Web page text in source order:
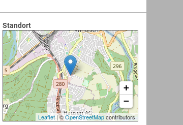
Standort
+
−
Leaflet| ©OpenStreetMapcontributors